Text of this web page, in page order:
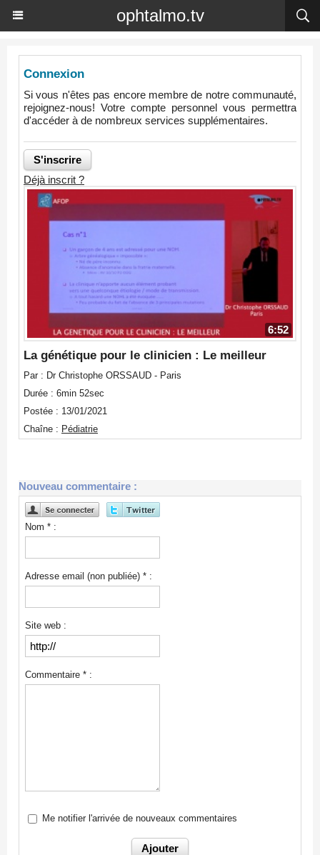
ophtalmo.tv
Connexion
Si vous n'êtes pas encore membre de notre communauté,
rejoignez-nous! Votre compte personnel vous permettra
d'accéder à de nombreux services supplémentaires.
Déjà inscrit ?
6:52
La génétique pour le clinicien : Le meilleur
Par : Dr Christophe ORSSAUD - Paris
Durée : 6min 52sec
Postée : 13/01/2021
Chaîne : Pédiatrie
Nouveau commentaire :
Nom * :
Adresse email (non publiée) * :
Site web :
Commentaire * :
Me notifier l'arrivée de nouveaux commentaires